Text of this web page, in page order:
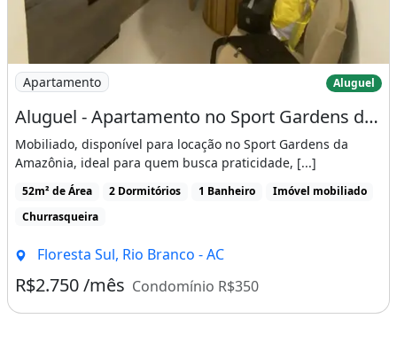
Imagem: Aluguel - Apartamento no Sport Gardens da
Apartamento Aluguel
Aluguel - Apartamento no Sport Gardens da Amazônia
Mobiliado, disponível para locação no Sport Gardens da
Amazônia, ideal para quem busca praticidade, [...]
52m² de Área 2 Dormitórios 1 Banheiro
Imóvel mobiliado
Churrasqueira
Floresta Sul, Rio Branco - AC
R$2.750 /mês Condomínio R$350